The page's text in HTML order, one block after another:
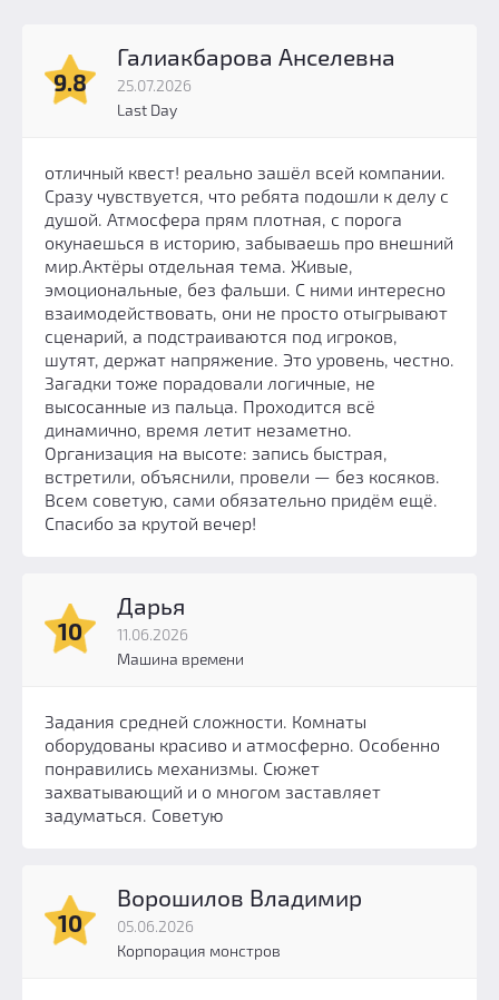
9.8
Галиакбарова Анселевна
25.07.2026
Last Day
отличный квест! реально зашёл всей компании.
Сразу чувствуется, что ребята подошли к делу с
душой. Атмосфера прям плотная, с порога
окунаешься в историю, забываешь про внешний
мир.Актёры отдельная тема. Живые,
эмоциональные, без фальши. С ними интересно
взаимодействовать, они не просто отыгрывают
сценарий, а подстраиваются под игроков,
шутят, держат напряжение. Это уровень, честно.
Загадки тоже порадовали логичные, не
высосанные из пальца. Проходится всё
динамично, время летит незаметно.
Организация на высоте: запись быстрая,
встретили, объяснили, провели — без косяков.
Всем советую, сами обязательно придём ещё.
Спасибо за крутой вечер!
10
Дарья
11.06.2026
Машина времени
Задания средней сложности. Комнаты
оборудованы красиво и атмосферно. Особенно
понравились механизмы. Сюжет
захватывающий и о многом заставляет
задуматься. Советую
10
Ворошилов Владимир
05.06.2026
Корпорация монстров